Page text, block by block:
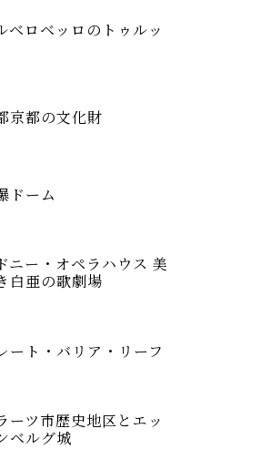
ベロベッロのトゥルッ
京都の文化財
ドーム
ニー・オペラハウス 美
白亜の歌劇場
ート・バリア・リーフ
ーツ市歴史地区とエッ
ベルグ城